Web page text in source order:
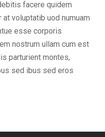
facere quidem
voluptatib uod numuam
esse corporis
nostrum ullam cum est
parturient montes,
sed ibus sed eros